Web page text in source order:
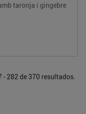
taronja i gingebre
282 de 370 resultados.